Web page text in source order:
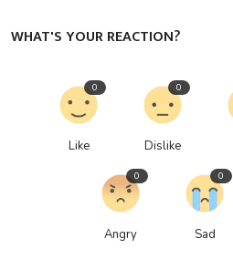
WHAT'S YOUR REACTION?
Like
0
Dislike
0
Angry
0
Sad
0